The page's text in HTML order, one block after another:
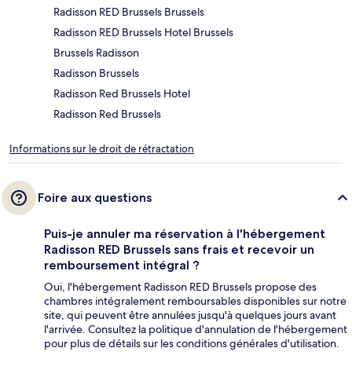
Radisson RED Brussels Brussels
Radisson RED Brussels Hotel Brussels
Brussels Radisson
Radisson Brussels
Radisson Red Brussels Hotel
Radisson Red Brussels
Informations sur le droit de rétractation
Foire aux questions
Puis-je annuler ma réservation à l'hébergement
Radisson RED Brussels sans frais et recevoir un
remboursement intégral ?
Oui, l'hébergement Radisson RED Brussels propose des
chambres intégralement remboursables disponibles sur notre
site, qui peuvent être annulées jusqu'à quelques jours avant
l'arrivée. Consultez la politique d'annulation de l'hébergement
pour plus de détails sur les conditions générales d'utilisation.